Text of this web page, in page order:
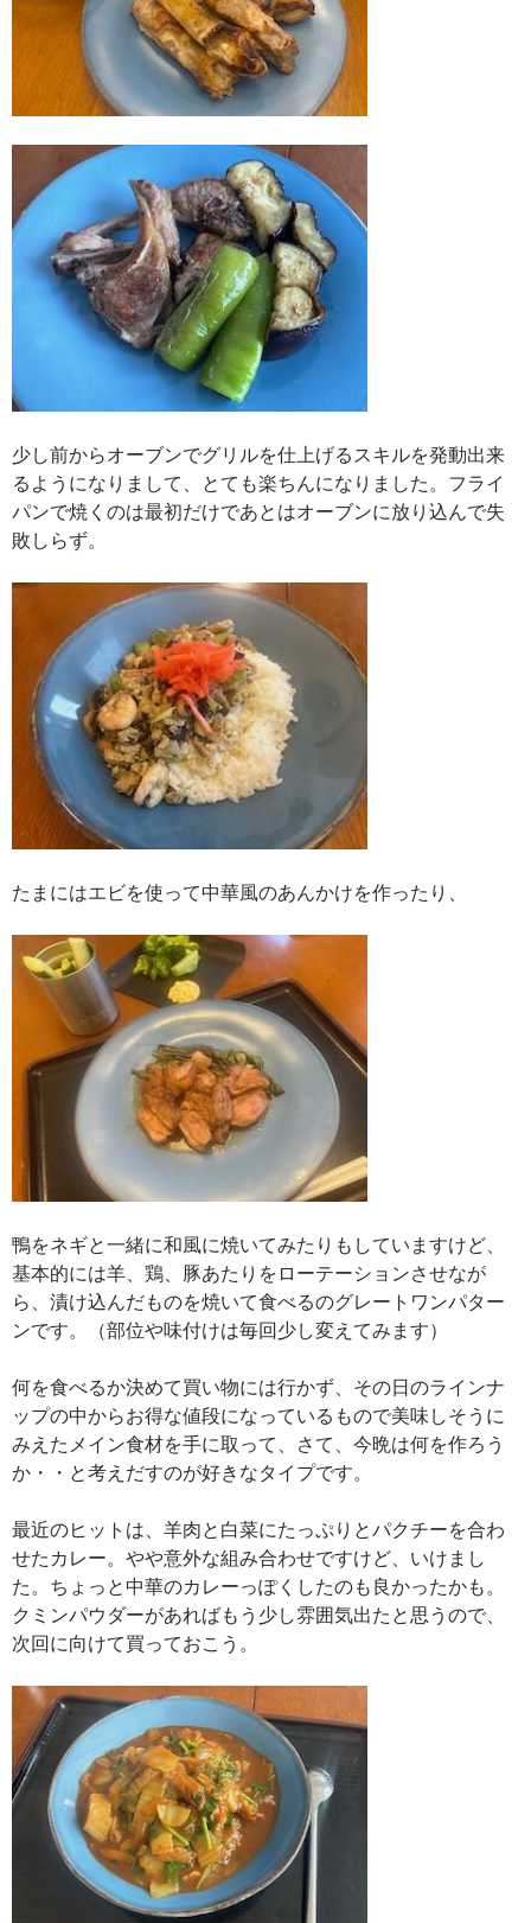
少し前からオーブンでグリルを仕上げるスキルを発動出来
るようになりまして、とても楽ちんになりました。フライ
パンで焼くのは最初だけであとはオーブンに放り込んで失
敗しらず。
たまにはエビを使って中華風のあんかけを作ったり、
鴨をネギと一緒に和風に焼いてみたりもしていますけど、
基本的には羊、鶏、豚あたりをローテーションさせなが
ら、漬け込んだものを焼いて食べるのグレートワンパター
ンです。（部位や味付けは毎回少し変えてみます）
何を食べるか決めて買い物には行かず、その日のラインナ
ップの中からお得な値段になっているもので美味しそうに
みえたメイン食材を手に取って、さて、今晩は何を作ろう
か・・と考えだすのが好きなタイプです。
最近のヒットは、羊肉と白菜にたっぷりとパクチーを合わ
せたカレー。やや意外な組み合わせですけど、いけまし
た。ちょっと中華のカレーっぽくしたのも良かったかも。
クミンパウダーがあればもう少し雰囲気出たと思うので、
次回に向けて買っておこう。